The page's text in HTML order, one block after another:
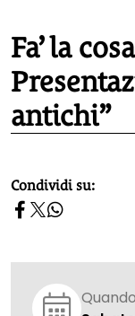
Fa’ la
antichi”
homepage h2
Condividi su:
Quando